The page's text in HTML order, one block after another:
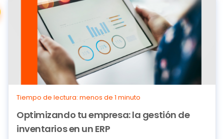
Tiempo de lectura: menos de 1 minuto
Optimizando tu empresa: la gestión de
inventarios en un ERP